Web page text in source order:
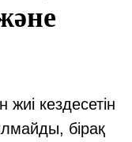
кездесетін
бірақ